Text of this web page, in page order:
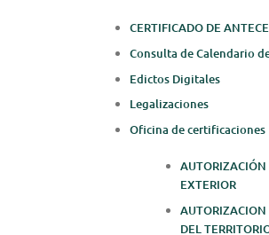
CERTIFICADO DE
Consulta de Calendario
Edictos Digitales
Legalizaciones
Oficina de certificaciones
EXTERIOR
DEL